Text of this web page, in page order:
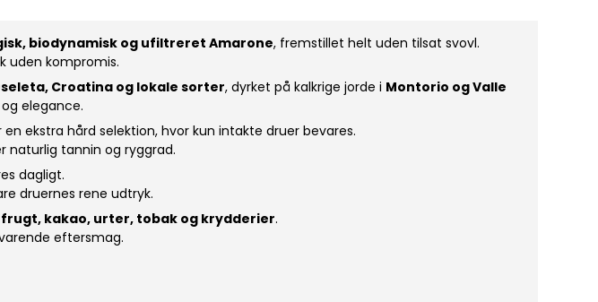
biodynamisk og ufiltreret Amarone, fremstillet helt uden tilsat svovl.
uden kompromis.
Croatina og lokale sorter, dyrket på kalkrige jorde i Montorio og Valle
elegance.
ekstra hård selektion, hvor kun intakte druer bevares.
naturlig tannin og ryggrad.
dagligt.
druernes rene udtryk.
kakao, urter, tobak og krydderier.
eftersmag.